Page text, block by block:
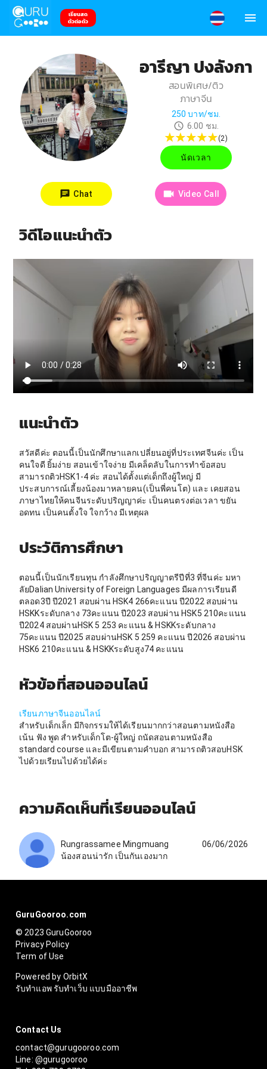
เรียนสด
ตัวต่อตัว
อารีญา ปงลังกา
สอนพิเศษ/ติว
ภาษาจีน
250 บาท/ชม.
6.00 ชม.
(2)
นัดเวลา
Chat Video Call
วิดีโอแนะนำตัว
แนะนำตัว
สวัสดีค่ะ ตอนนี้เป็นนักศึกษาแลกเปลี่ยนอยู่ที่ประเทศจีนค่ะ เป็น
คนใจดี ยิ้มง่าย สอนเข้าใจง่าย มีเคล็ดลับในการทำข้อสอบ
สามารถติวHSK1-4 ค่ะ สอนได้ตั้งแต่เด็กถึงผู้ใหญ่ มี
ประสบการณ์เลี้ยงน้องมาหลายคน(เป็นพี่คนโต) และ เคยสอน
ภาษาไทยให้คนจีนระดับปริญญาค่ะ เป็นคนตรงต่อเวลา ขยัน
อดทน เป็นคนตั้งใจ ใจกว้าง มีเหตุผล
ประวัติการศึกษา
ตอนนี้เป็นนักเรียนทุน กำลังศึกษาปริญญาตรีปีที่3 ที่จีนค่ะ มหา
ลัยDalian University of Foreign Languages มีผลการเรียนดี
ตลอด3ปี ปี2021 สอบผ่าน HSK4 266คะแนน ปี2022 สอบผ่าน
HSKKระดับกลาง 73คะแนน ปี2023 สอบผ่าน HSK5 210คะแนน
ปี2024 สอบผ่านHSK 5 253 คะแนน & HSKKระดับกลาง
75คะแนน ปี2025 สอบผ่านHSK 5 259 คะแนน ปี2026 สอบผ่าน
HSK6 210คะแนน & HSKKระดับสูง74 คะแนน
หัวข้อที่สอนออนไลน์
เรียนภาษาจีนออนไลน์
สำหรับเด็กเล็ก มีกิจกรรมให้ได้เรียนมากกว่าสอนตามหนังสือ
เน้น ฟัง พูด สำหรับเด็กโต-ผู้ใหญ่ ถนัดสอนตามหนังสือ
standard course และมีเขียนตามคำบอก สามารถติวสอบHSK
ไปด้วยเรียนไปด้วยได้ค่ะ
ความคิดเห็นที่เรียนออนไลน์
Rungrassamee Mingmuang
06/06/2026
น้องสอนน่ารัก เป็นกันเองมาก
GuruGooroo.com
© 2023 GuruGooroo
Privacy Policy
Term of Use
Powered by OrbitX
รับทำแอพ รับทำเว็บ แบบมืออาชีพ
Contact Us
contact@gurugooroo.com
Line: @gurugooroo